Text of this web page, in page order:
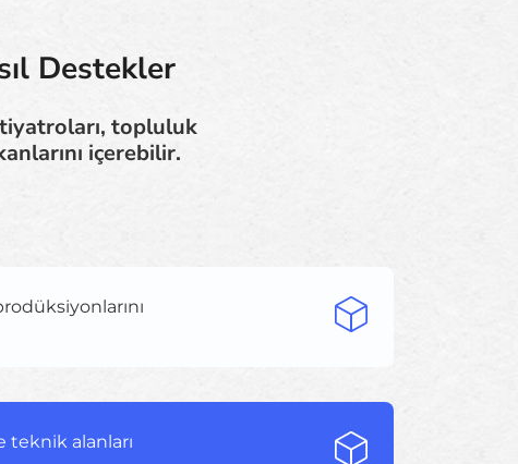
Destekler
topluluk
içerebilir.
teknik alanları